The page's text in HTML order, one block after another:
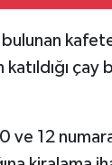
katıldığı
ve 12